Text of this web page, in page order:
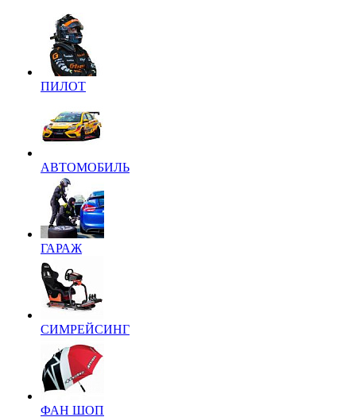
ПИЛОТ
АВТОМОБИЛЬ
ГАРАЖ
СИМРЕЙСИНГ
ФАН ШОП